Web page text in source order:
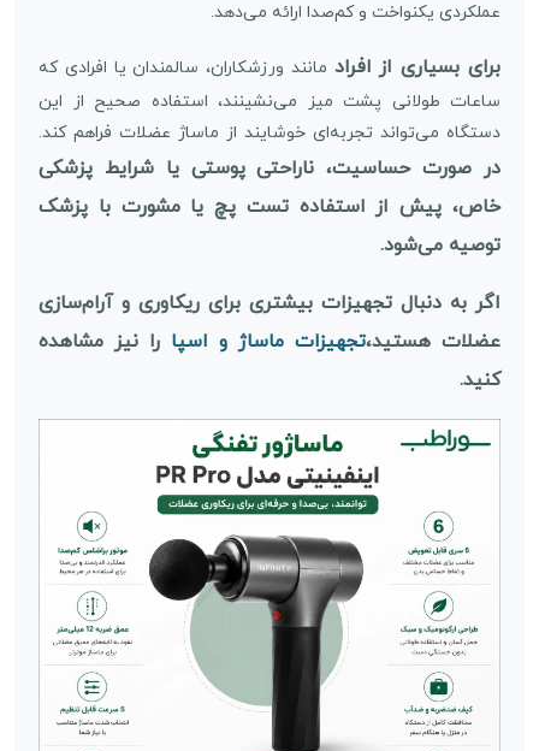
عملکردی یکنواخت و کم‌صدا ارائه می‌دهد.
برای بسیاری از افراد مانند ورزشکاران، سالمندان یا افرادی که
ساعات طولانی پشت میز می‌نشینند، استفاده صحیح از این
دستگاه می‌تواند تجربه‌ای خوشایند از ماساژ عضلات فراهم کند.
در صورت حساسیت، ناراحتی پوستی یا شرایط پزشکی
خاص، پیش از استفاده تست پچ یا مشورت با پزشک
توصیه می‌شود.
اگر به دنبال تجهیزات بیشتری برای ریکاوری و آرام‌سازی
عضلات هستید،تجهیزات ماساژ و اسپا را نیز مشاهده
کنید.